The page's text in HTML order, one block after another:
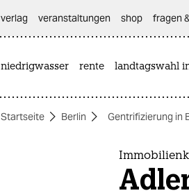
themen
verlag
veranstaltungen shop fragen
niedrigwasser rente landtagswahl
Startseite Berlin Gentrifizierung in